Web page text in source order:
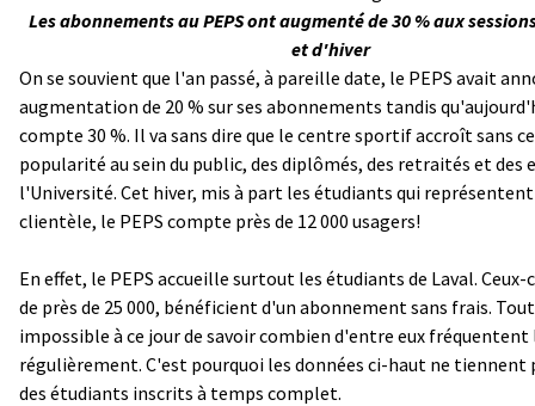
Les abonnements au PEPS ont augmenté de 30 % aux
et d'hiver
On se souvient que l'an passé, à pareille date, le PEPS avait
augmentation de 20 % sur ses abonnements tandis
compte 30 %. Il va sans dire que le centre sportif accroît sans
popularité au sein du public, des diplômés, des retraités et des
l'Université. Cet hiver, mis à part les étudiants qui représentent
clientèle, le PEPS compte près de 12 000 usagers!
En effet, le PEPS accueille surtout les étudiants de Laval. Ceux-
de près de 25 000, bénéficient d'un abonnement sans frais.
impossible à ce jour de savoir combien d'entre eux fréquentent
régulièrement. C'est pourquoi les données ci-haut ne tiennent
des étudiants inscrits à temps complet.